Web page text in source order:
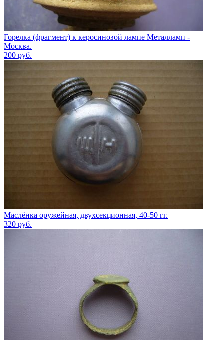
Горелка (фрагмент) к керосиновой лампе Металламп -
Москва.
200 руб.
Маслёнка оружейная, двухсекционная, 40-50 гг.
320 руб.